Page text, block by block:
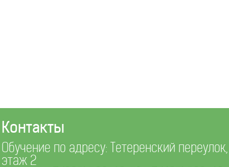
Контакты
Обучение по адресу: Тетеренский
этаж 2